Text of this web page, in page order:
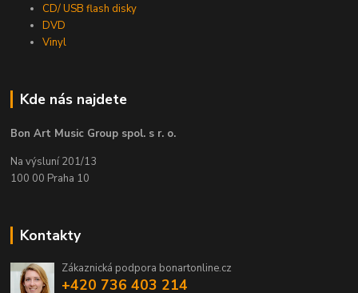
CD/ USB flash disky
DVD
Vinyl
Kde nás najdete
Bon Art Music Group spol. s r. o.
Na výsluní 201/13
100 00 Praha 10
Kontakty
Zákaznická podpora bonartonline.cz
+420 736 403 214